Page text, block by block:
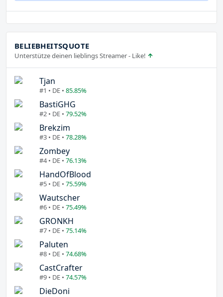
BELIEBHEITSQUOTE
Unterstütze deinen lieblings Streamer - Like!
Tjan
#1 • DE • 85.85%
BastiGHG
#2 • DE • 79.52%
Brekzim
#3 • DE • 78.28%
Zombey
#4 • DE • 76.13%
HandOfBlood
#5 • DE • 75.59%
Wautscher
#6 • DE • 75.49%
GRONKH
#7 • DE • 75.14%
Paluten
#8 • DE • 74.68%
CastCrafter
#9 • DE • 74.57%
DieDoni